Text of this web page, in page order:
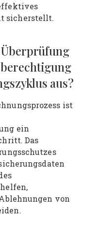
sicherstellt.
aus?
ist
ein
Das
von